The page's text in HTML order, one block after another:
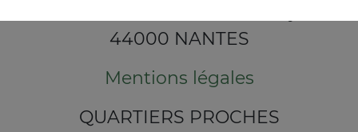
44000 NANTES
Mentions légales
QUARTIERS PROCHES